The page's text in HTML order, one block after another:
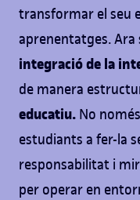
transformar el seu
aprenentatges.
integració de la
de manera
educatiu. No
estudiants a fer-la
responsabilitat i
per operar en